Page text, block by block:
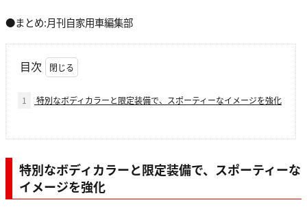
●まとめ:月刊自家用車編集部
目次
1 特別なボディカラーと限定装備で、スポーティーなイメージを強化
特別なボディカラーと限定装備で、スポーティーな
イメージを強化